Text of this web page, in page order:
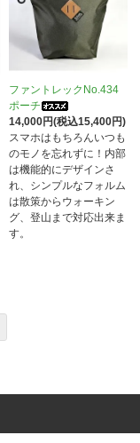
ファントレックNo.434
ポーチ
14,000円(税込15,400円)
スマホはもちろんいつも
のモノを忘れずに！内部
は機能的にデザインさ
れ、シンプルなフォルム
は散策からウォーキン
グ、登山まで対応出来ま
す。